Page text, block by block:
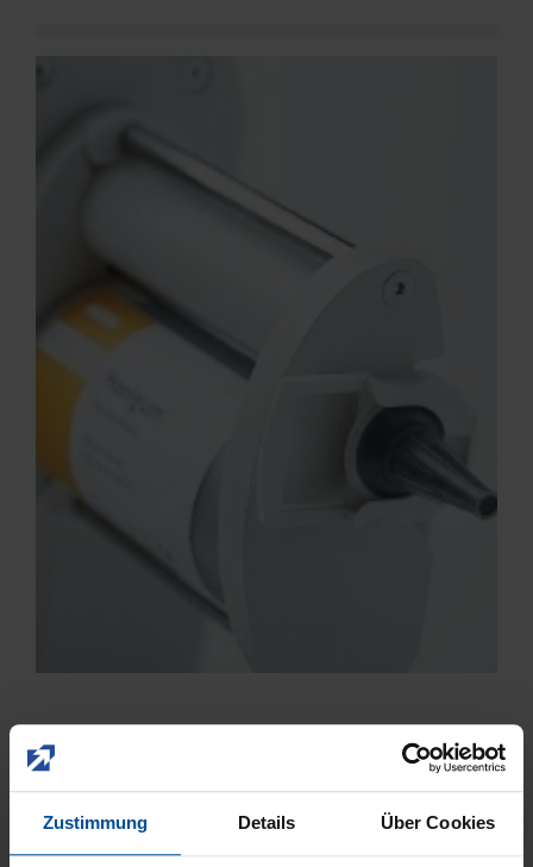
Zustimmung Details Über Cookies
1998 - 2004
Abformmaterialien: MixStar